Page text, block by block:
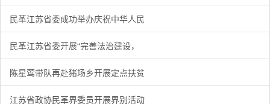
民革江苏省委成功举办庆祝中华人民
民革江苏省委开展“完善法治建设，
陈星莺带队再赴猪场乡开展定点扶贫
江苏省政协民革界委员开展界别活动